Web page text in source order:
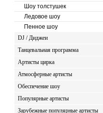
Шоу толстушек
Ледовое шоу
Пенное шоу
DJ / Диджеи
Танцевальная программа
Артисты цирка
Атмосферные артисты
Обеспечение шоу
Популярные артисты
Зарубежные популярные артисты